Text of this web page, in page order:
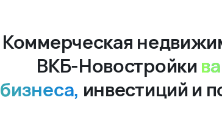
Коммерческая
ВКБ-Новостройки
бизнеса, инвестиций и